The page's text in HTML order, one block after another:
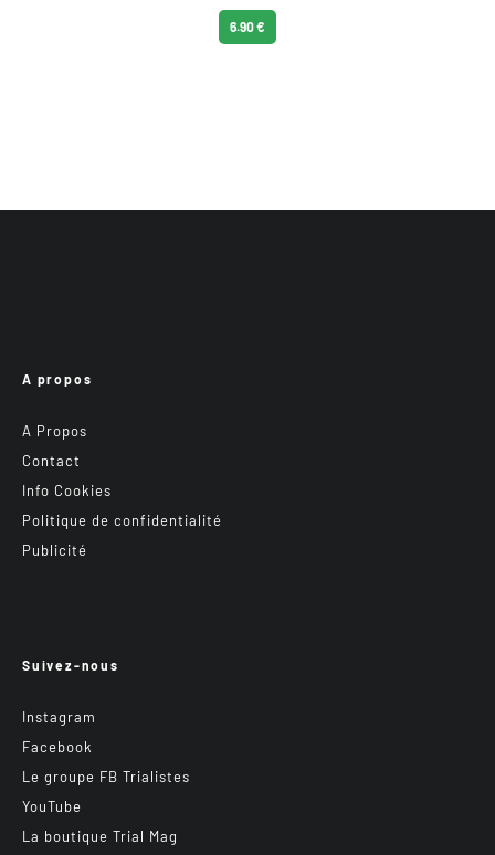
6.90 €
A propos
A Propos
Contact
Info Cookies
Politique de confidentialité
Publicité
Suivez-nous
Instagram
Facebook
Le groupe FB Trialistes
YouTube
La boutique Trial Mag